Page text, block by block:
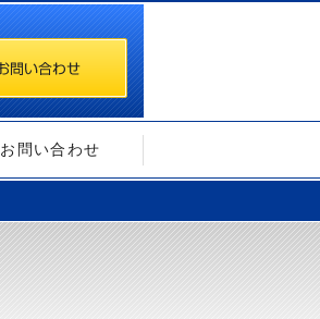
お問い合わせ